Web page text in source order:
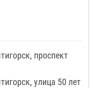
проспект
улица 50 лет